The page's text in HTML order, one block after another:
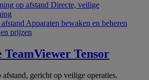
op afstand Directe, veilige
Apparaten bewaken en beheren
prijzen
TeamViewer Tensor
gericht op veilige operaties.